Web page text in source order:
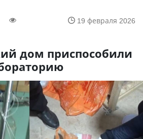
19 февраля 2026
дом приспособили